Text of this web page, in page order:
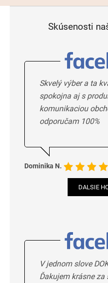
Skúsenosti
Skvelý výber a ta
spokojna aj s
komunikaciou
odporučam 100%
Dominika N.
DALSIE
V jednom slove
Ďakujem krásne